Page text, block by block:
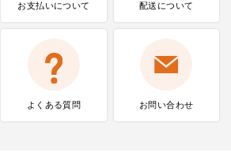
お支払いについて 配送について
よくある質問 お問い合わせ